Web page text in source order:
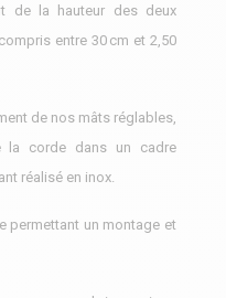
de la hauteur des deux
entre 30 cm et 2,50
de nos mâts réglables,
la corde dans un cadre
réalisé en inox.
permettant un montage et